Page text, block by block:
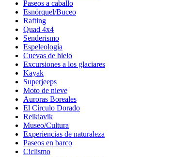
Paseos a caballo
Esnórquel/Buceo
Rafting
Quad 4x4
Senderismo
Espeleología
Cuevas de hielo
Excursiones a los glaciares
Kayak
Superjeeps
Moto de nieve
Auroras Boreales
El Círculo Dorado
Reikiavik
Museo/Cultura
Experiencias de naturaleza
Paseos en barco
Ciclismo